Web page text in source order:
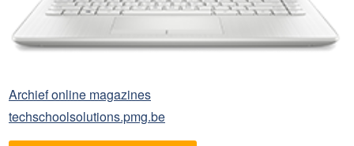
Archief online magazines
techschoolsolutions.pmg.be